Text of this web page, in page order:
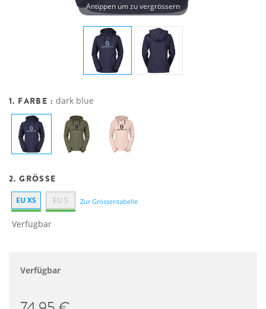
Antippen um zu vergrössern
1. FARBE : dark blue
2. GRÖSSE
EU XS EU S Zur Grössentabelle
Verfügbar
Verfügbar